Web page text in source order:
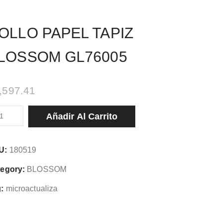
PAPEL TAPIZ
GL76005
Añadir Al Carrito
180519
BLOSSOM
microactualiza